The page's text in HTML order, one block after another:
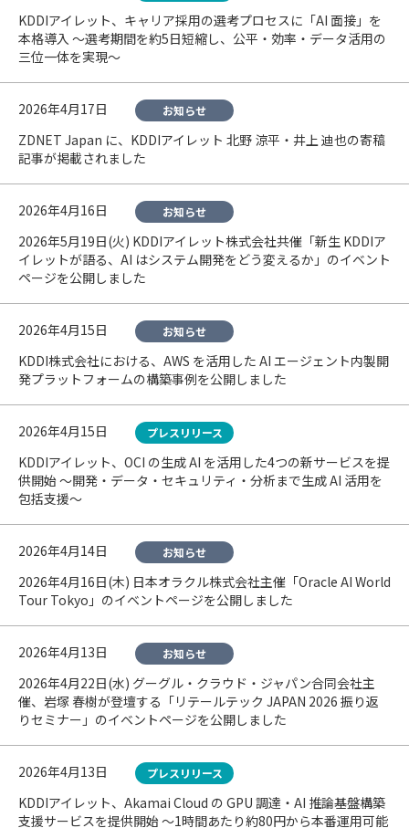
KDDIアイレット、キャリア採用の選考プロセスに「AI 面接」を
本格導入 〜選考期間を約5日短縮し、公平・効率・データ活用の
三位一体を実現〜
2026年4月17日 お知らせ
ZDNET Japan に、KDDIアイレット 北野 涼平・井上 迪也の寄稿
記事が掲載されました
2026年4月16日 お知らせ
2026年5月19日(火) KDDIアイレット株式会社共催「新生 KDDIア
イレットが語る、AI はシステム開発をどう変えるか」のイベント
ページを公開しました
2026年4月15日 お知らせ
KDDI株式会社における、AWS を活用した AI エージェント内製開
発プラットフォームの構築事例を公開しました
2026年4月15日 プレスリリース
KDDIアイレット、OCI の生成 AI を活用した4つの新サービスを提
供開始 〜開発・データ・セキュリティ・分析まで生成 AI 活用を
包括支援〜
2026年4月14日 お知らせ
2026年4月16日(木) 日本オラクル株式会社主催「Oracle AI World
Tour Tokyo」のイベントページを公開しました
2026年4月13日 お知らせ
2026年4月22日(水) グーグル・クラウド・ジャパン合同会社主
催、岩塚 春樹が登壇する「リテールテック JAPAN 2026 振り返
りセミナー」のイベントページを公開しました
2026年4月13日 プレスリリース
KDDIアイレット、Akamai Cloud の GPU 調達・AI 推論基盤構築
支援サービスを提供開始 〜1時間あたり約80円から本番運用可能